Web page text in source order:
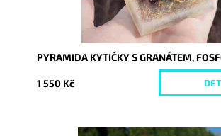
PYRAMIDA KYTIČKY S GRANÁTEM,
1 550 Kč